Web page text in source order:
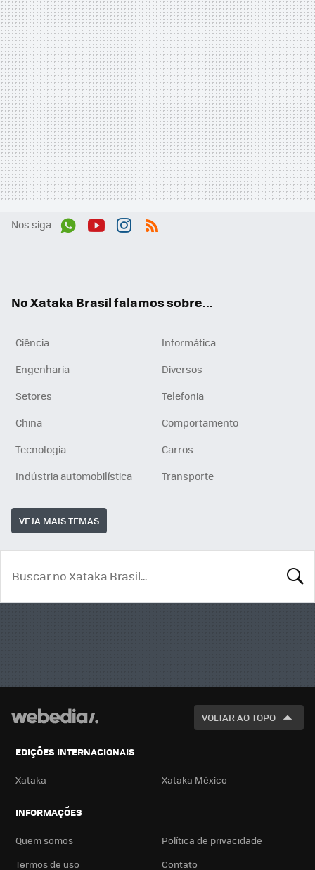
Nos siga
No Xataka Brasil falamos sobre...
Ciência
Informática
Engenharia
Diversos
Setores
Telefonia
China
Comportamento
Tecnologia
Carros
Indústria automobilística
Transporte
VEJA MAIS TEMAS
VOLTAR AO TOPO
EDIÇÕES INTERNACIONAIS
Xataka Xataka México
INFORMAÇÕES
Quem somos
Política de privacidade
Termos de uso
Contato